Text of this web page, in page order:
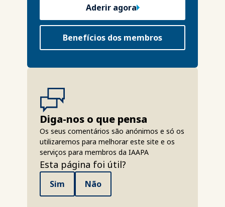
Aderir agora
Benefícios dos membros
Diga-nos o que pensa
Os seus comentários são anónimos e só os
utilizaremos para melhorar este site e os
serviços para membros da IAAPA
Esta página foi útil?
Sim Não